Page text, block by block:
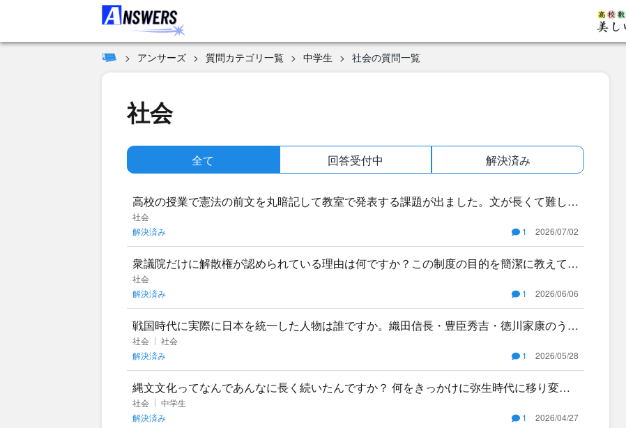
アンサーズ 質問カテゴリ一覧 中学生 社会の質問一覧
社会
全て 回答受付中 解決済み
高校の授業で憲法の前文を丸暗記して教室で発表する課題が出ました。文が長くて難しい
古い言い回しが多く、ただ繰り返すだけだと
社会
解決済み
1 2026/07/02
衆議院だけに解散権が認められている理由は何ですか？この制度の目的を簡潔に教えてく
ださい。
社会
解決済み
1 2026/06/06
戦国時代に実際に日本を統一した人物は誰ですか。織田信長・豊臣秀吉・徳川家康のう
ち、どの人が歴史的に「天下統一」を成し遂げ
社会
社会
解決済み
1 2026/05/28
縄文文化ってなんであんなに長く続いたんですか？ 何をきっかけに弥生時代に移り変わ
ったんですか？
社会
中学生
解決済み
1 2026/04/27